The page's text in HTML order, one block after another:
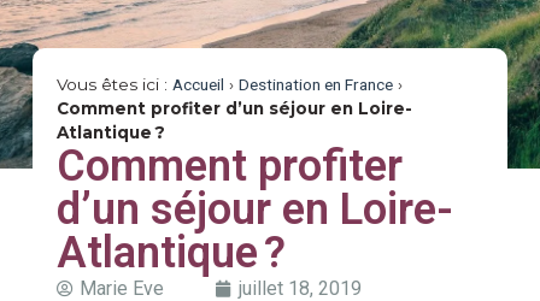
Vous êtes ici : Accueil › Destination en France›
Comment profiter d’un séjour en Loire-
Atlantique ?
Comment profiter
d’un séjour en Loire-
Atlantique ?
Marie Eve juillet 18, 2019